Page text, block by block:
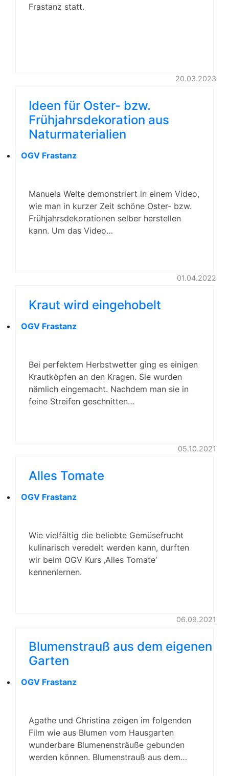
Frastanz statt.
20.03.2023
Ideen für Oster- bzw.
Frühjahrsdekoration aus
Naturmaterialien
OGV Frastanz
Manuela Welte demonstriert in einem Video,
wie man in kurzer Zeit schöne Oster- bzw.
Frühjahrsdekorationen selber herstellen
kann. Um das Video…
01.04.2022
Kraut wird eingehobelt
OGV Frastanz
Bei perfektem Herbstwetter ging es einigen
Krautköpfen an den Kragen. Sie wurden
nämlich eingemacht. Nachdem man sie in
feine Streifen geschnitten…
05.10.2021
Alles Tomate
OGV Frastanz
Wie vielfältig die beliebte Gemüsefrucht
kulinarisch veredelt werden kann, durften
wir beim OGV Kurs ‚Alles Tomate‘
kennenlernen.
06.09.2021
Blumenstrauß aus dem eigenen
Garten
OGV Frastanz
Agathe und Christina zeigen im folgenden
Film wie aus Blumen vom Hausgarten
wunderbare Blumenensträuße gebunden
werden können. Blumenstrauß aus dem…